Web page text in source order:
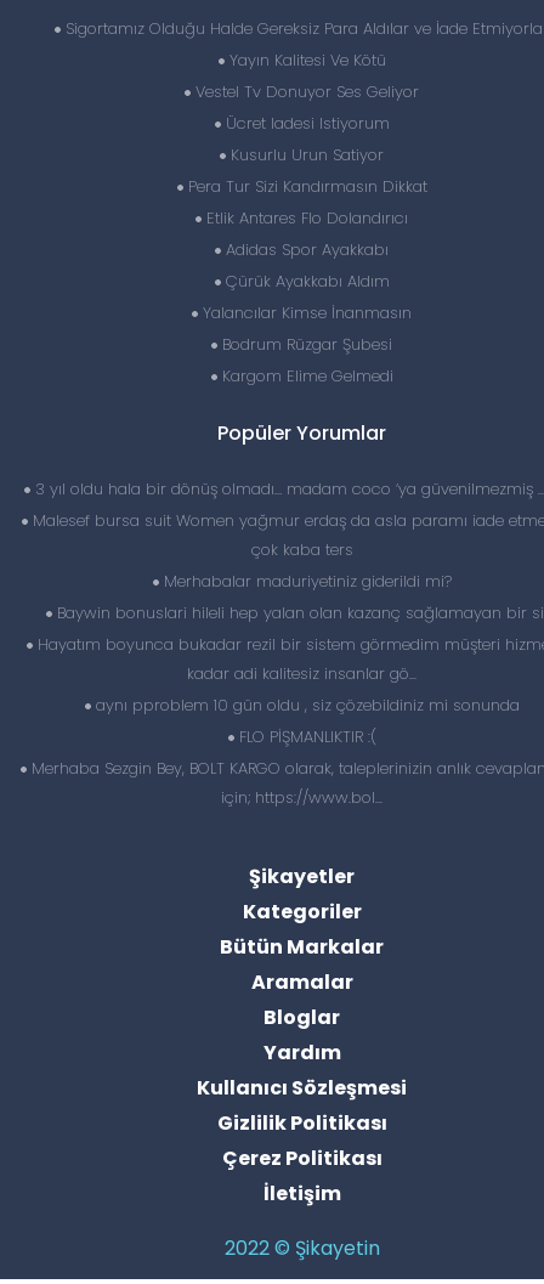
Sigortamız Olduğu Halde Gereksiz Para Aldılar ve İade
Yayın Kalitesi Ve Kötü
Vestel Tv Donuyor Ses Geliyor
Ücret Iadesi Istiyorum
Kusurlu Urun Satiyor
Pera Tur Sizi Kandırmasın Dikkat
Etlik Antares Flo Dolandırıcı
Adidas Spor Ayakkabı
Çürük Ayakkabı Aldım
Yalancılar Kimse İnanmasın
Bodrum Rüzgar Şubesi
Kargom Elime Gelmedi
Popüler Yorumlar
3 yıl oldu hala bir dönüş olmadı… madam coco ‘ya güvenilmezmiş
Malesef bursa suit Women yağmur erdaş da asla paramı iade
çok kaba ters
Merhabalar maduriyetiniz giderildi mi?
Baywin bonuslari hileli hep yalan olan kazanç sağlamayan bir
Hayatım boyunca bukadar rezil bir sistem görmedim müşteri
kadar adi kalitesiz insanlar gö...
aynı pproblem 10 gün oldu , siz çözebildiniz mi sonunda
FLO PİŞMANLIKTIR :(
Merhaba Sezgin Bey, BOLT KARGO olarak, taleplerinizin anlık
için; https://www.bol...
Şikayetler
Kategoriler
Bütün Markalar
Aramalar
Bloglar
Yardım
Kullanıcı Sözleşmesi
Gizlilik Politikası
Çerez Politikası
İletişim
2022 © Şikayetin